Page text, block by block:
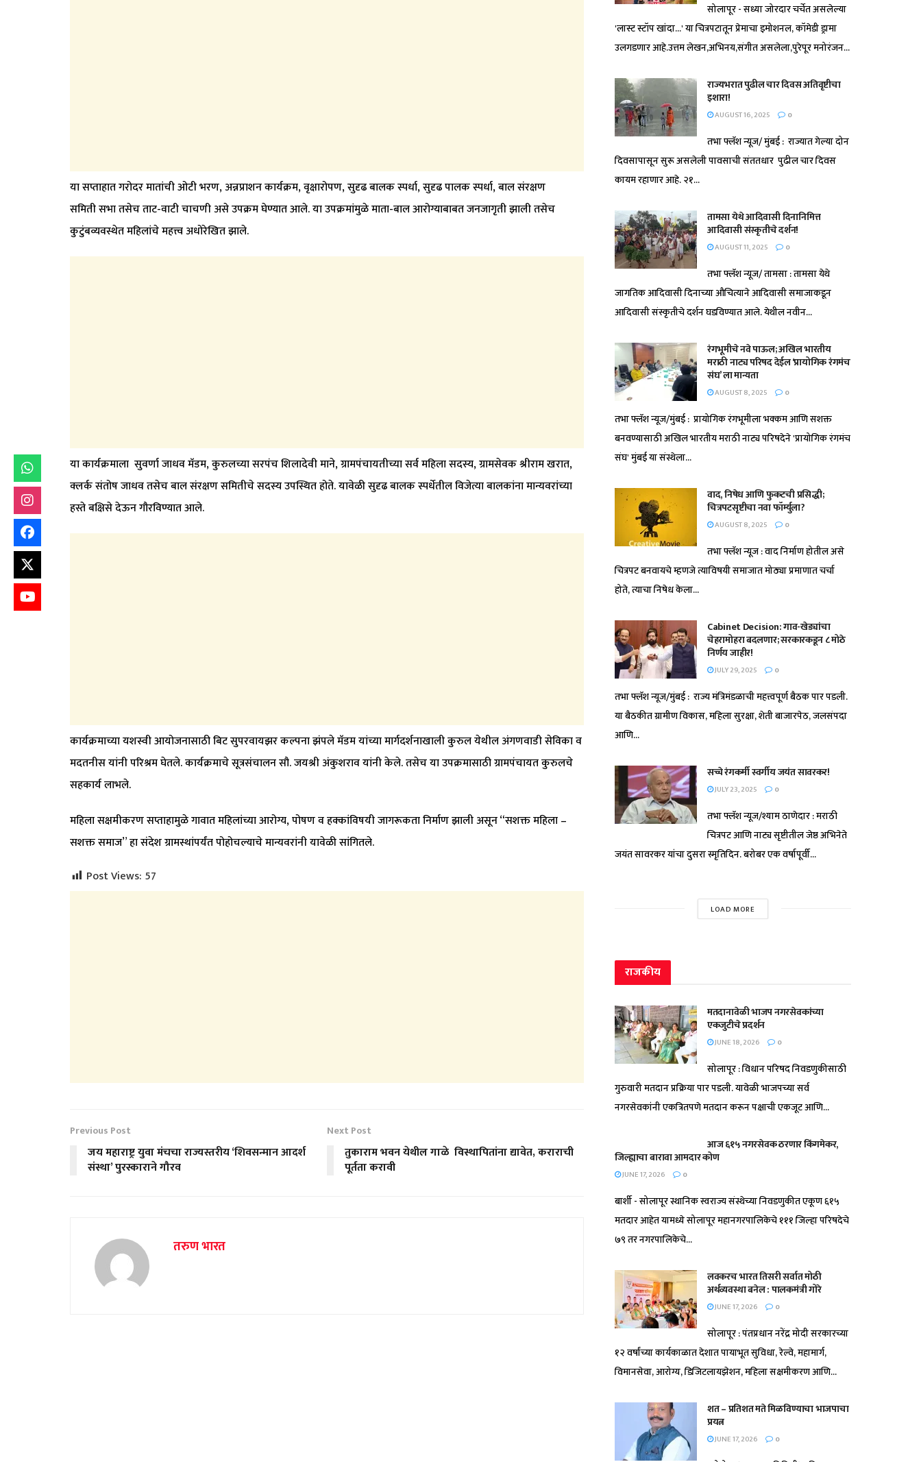
या सप्ताहात गरोदर मातांची ओटी भरण, अन्नप्राशन कार्यक्रम, वृक्षारोपण, सुदृढ बालक स्पर्धा, सुदृढ पालक स्पर्धा, बाल संरक्षण
समिती सभा तसेच ताट-वाटी चाचणी असे उपक्रम घेण्यात आले. या उपक्रमांमुळे माता-बाल आरोग्याबाबत जनजागृती झाली तसेच
कुटुंबव्यवस्थेत महिलांचे महत्त्व अधोरेखित झाले.
या कार्यक्रमाला सुवर्णा जाधव मॅडम, कुरुलच्या सरपंच शिलादेवी माने, ग्रामपंचायतीच्या सर्व महिला सदस्य, ग्रामसेवक श्रीराम खरात,
क्लर्क संतोष जाधव तसेच बाल संरक्षण समितीचे सदस्य उपस्थित होते. यावेळी सुदृढ बालक स्पर्धेतील विजेत्या बालकांना मान्यवरांच्या
हस्ते बक्षिसे देऊन गौरविण्यात आले.
कार्यक्रमाच्या यशस्वी आयोजनासाठी बिट सुपरवायझर कल्पना झंपले मॅडम यांच्या मार्गदर्शनाखाली कुरुल येथील अंगणवाडी सेविका व
मदतनीस यांनी परिश्रम घेतले. कार्यक्रमाचे सूत्रसंचालन सौ. जयश्री अंकुशराव यांनी केले. तसेच या उपक्रमासाठी ग्रामपंचायत कुरुलचे
सहकार्य लाभले.
महिला सक्षमीकरण सप्ताहामुळे गावात महिलांच्या आरोग्य, पोषण व हक्कांविषयी जागरूकता निर्माण झाली असून “सशक्त महिला –
सशक्त समाज” हा संदेश ग्रामस्थांपर्यंत पोहोचल्याचे मान्यवरांनी यावेळी सांगितले.
Post Views: 57
Previous Post
जय महाराष्ट्र युवा मंचचा राज्यस्तरीय ‘शिवसन्मान आदर्श
संस्था’ पुरस्काराने गौरव
Next Post
तुकाराम भवन येथील गाळे विस्थापितांना द्यावेत, कराराची
पूर्तता करावी
तरुण भारत
सोलापूर - सध्या जोरदार चर्चेत असलेल्या
'लास्ट स्टॉप खांदा...' या चित्रपटातून प्रेमाचा इमोशनल, कॉमेडी ड्रामा
उलगडणार आहे.उत्तम लेखन,अभिनय,संगीत असलेला,पुरेपूर मनोरंजन...
राज्यभरात पुढील चार दिवस अतिवृष्टीचा
इशारा!
AUGUST 16, 2025 0
तभा फ्लॅश न्यूज/ मुंबई : राज्यात गेल्या दोन
दिवसापासून सुरू असलेली पावसाची संततधार पुढील चार दिवस
कायम रहाणार आहे. २१...
तामसा येथे आदिवासी दिनानिमित्त
आदिवासी संस्कृतीचे दर्शन!
AUGUST 11, 2025 0
तभा फ्लॅश न्यूज/ तामसा : तामसा येथे
जागतिक आदिवासी दिनाच्या औचित्याने आदिवासी समाजाकडून
आदिवासी संस्कृतीचे दर्शन घडविण्यात आले. येथील नवीन...
रंगभूमीचे नवे पाऊल; अखिल भारतीय
मराठी नाट्य परिषद देईल ‘प्रायोगिक रंगमंच
संघ’ ला मान्यता
AUGUST 8, 2025 0
तभा फ्लॅश न्यूज/मुंबई : प्रायोगिक रंगभूमीला भक्कम आणि सशक्त
बनवण्यासाठी अखिल भारतीय मराठी नाट्य परिषदेने 'प्रायोगिक रंगमंच
संघ' मुंबई या संस्थेला...
वाद, निषेध आणि फुकटची प्रसिद्धी;
चित्रपटसृष्टीचा नवा फॉर्म्युला?
AUGUST 8, 2025 0
तभा फ्लॅश न्यूज : वाद निर्माण होतील असे
चित्रपट बनवायचे म्हणजे त्याविषयी समाजात मोठ्या प्रमाणात चर्चा
होते, त्याचा निषेध केला...
Cabinet Decision: गाव-खेड्यांचा
चेहरामोहरा बदलणार; सरकारकडून ८ मोठे
निर्णय जाहीर!
JULY 29, 2025 0
तभा फ्लॅश न्यूज/मुंबई : राज्य मंत्रिमंडळाची महत्त्वपूर्ण बैठक पार पडली.
या बैठकीत ग्रामीण विकास, महिला सुरक्षा, शेती बाजारपेठ, जलसंपदा
आणि...
सच्चे रंगकर्मी स्वर्गीय जयंत सावरकर!
JULY 23, 2025 0
तभा फ्लॅश न्यूज/श्याम ठाणेदार : मराठी
चित्रपट आणि नाट्य सृष्टीतील जेष्ठ अभिनेते
जयंत सावरकर यांचा दुसरा स्मृतिदिन. बरोबर एक वर्षापूर्वी...
LOAD MORE
राजकीय
मतदानावेळी भाजप नगरसेवकांच्या
एकजुटीचे प्रदर्शन
JUNE 18, 2026 0
सोलापूर : विधान परिषद निवडणुकीसाठी
गुरुवारी मतदान प्रक्रिया पार पडली. यावेळी भाजपच्या सर्व
नगरसेवकांनी एकत्रितपणे मतदान करून पक्षाची एकजूट आणि...
आज ६१५ नगरसेवक ठरणार किंगमेकर,
जिल्ह्याचा बारावा आमदार कोण
JUNE 17, 2026 0
बार्शी - सोलापूर स्थानिक स्वराज्य संस्थेच्या निवडणुकीत एकूण ६१५
मतदार आहेत यामध्ये सोलापूर महानगरपालिकेचे १११ जिल्हा परिषदेचे
७९ तर नगरपालिकेचे...
लवकरच भारत तिसरी सर्वात मोठी
अर्थव्यवस्था बनेल : पालकमंत्री गोरे
JUNE 17, 2026 0
सोलापूर : पंतप्रधान नरेंद्र मोदी सरकारच्या
१२ वर्षांच्या कार्यकाळात देशात पायाभूत सुविधा, रेल्वे, महामार्ग,
विमानसेवा, आरोग्य, डिजिटलायझेशन, महिला सक्षमीकरण आणि...
शत – प्रतिशत मते मिळविण्याचा भाजपाचा
प्रयत्न
JUNE 17, 2026 0